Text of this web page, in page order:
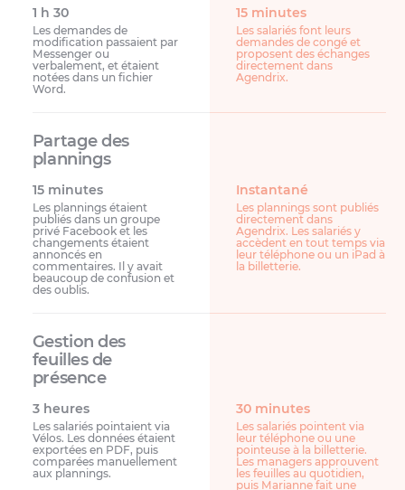
1 h 30
Les demandes de
modification passaient par
Messenger ou
verbalement, et étaient
notées dans un fichier
Word.
15 minutes
Les plannings étaient
publiés dans un groupe
privé Facebook et les
changements étaient
annoncés en
commentaires. Il y avait
beaucoup de confusion et
des oublis.
3 heures
Les salariés pointaient via
Vélos. Les données étaient
exportées en PDF, puis
comparées manuellement
aux plannings.
15 minutes
Les salariés font leurs
demandes de congé et
proposent des échanges
directement dans
Agendrix.
Instantané
Les plannings sont publiés
directement dans
Agendrix. Les salariés y
accèdent en tout temps via
leur téléphone ou un iPad à
la billetterie.
30 minutes
Les salariés pointent via
leur téléphone ou une
pointeuse à la billetterie.
Les managers approuvent
les feuilles au quotidien,
puis Marianne fait une